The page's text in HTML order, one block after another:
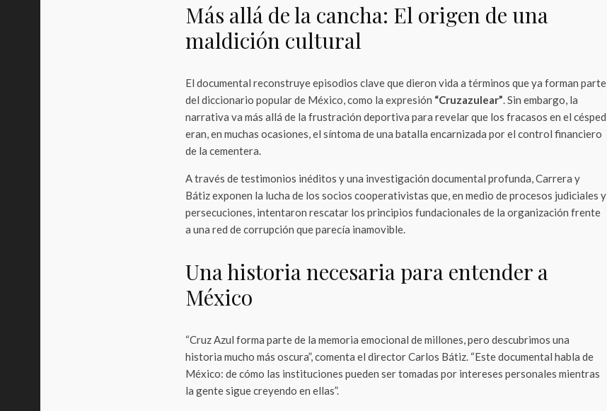
Más allá de la cancha: El origen de una
maldición cultural
El documental reconstruye episodios clave que dieron vida a términos que ya forman parte
del diccionario popular de México, como la expresión “Cruzazulear”. Sin embargo, la
narrativa va más allá de la frustración deportiva para revelar que los fracasos en el césped
eran, en muchas ocasiones, el síntoma de una batalla encarnizada por el control financiero
de la cementera.
A través de testimonios inéditos y una investigación documental profunda, Carrera y
Bátiz exponen la lucha de los socios cooperativistas que, en medio de procesos judiciales y
persecuciones, intentaron rescatar los principios fundacionales de la organización frente
a una red de corrupción que parecía inamovible.
Una historia necesaria para entender a
México
“Cruz Azul forma parte de la memoria emocional de millones, pero descubrimos una
historia mucho más oscura”, comenta el director Carlos Bátiz. “Este documental habla de
México: de cómo las instituciones pueden ser tomadas por intereses personales mientras
la gente sigue creyendo en ellas”.